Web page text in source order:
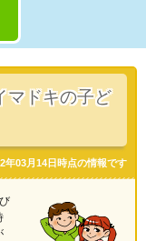
ドキの子ど
年03月14日時点の情報です